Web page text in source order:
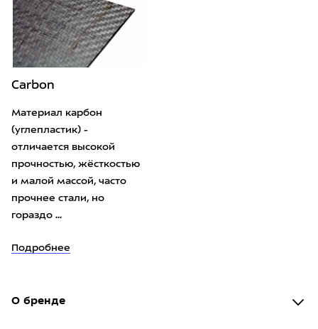
Carbon
Материал карбон
(углепластик) -
отличается высокой
прочностью, жёсткостью
и малой массой, часто
прочнее стали, но
гораздо ...
Подробнее
О бренде